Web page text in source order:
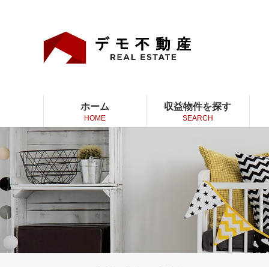
ホーム
HOME
収益物件を探す
SEARCH